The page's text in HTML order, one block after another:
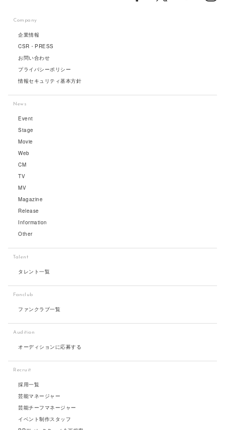
Company
企業情報
CSR・PRESS
お問い合わせ
プライバシーポリシー
情報セキュリティ基本方針
News
Event
Stage
Movie
Web
CM
TV
MV
Magazine
Release
Information
Other
Talent
タレント一覧
Fanclub
ファンクラブ一覧
Audition
オーディションに応募する
Recruit
採用一覧
芸能マネージャー
芸能チーフマネージャー
イベント制作スタッフ